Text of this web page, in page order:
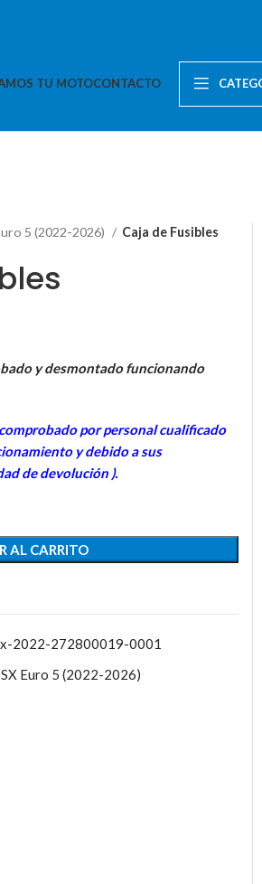
TU MOTOCONTACTO
5 (2022-2026) Caja de Fusibles
y desmontado funcionando
por personal cualificado
y debido a sus
de devolución ).
AL CARRITO
2022-272800019-0001
Euro 5 (2022-2026)